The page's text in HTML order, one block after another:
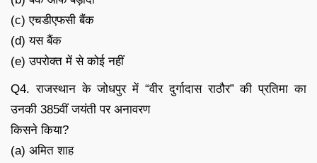
(c) एचडीएफसी बैंक
(d) यस बैंक
(e) उपरोक्त में से कोई नहीं
Q4. राजस्थान के जोधपुर में “वीर दुर्गादास राठौर” की प्रतिमा का
उनकी 385वीं जयंती पर अनावरण
किसने किया?
(a) अमित शाह